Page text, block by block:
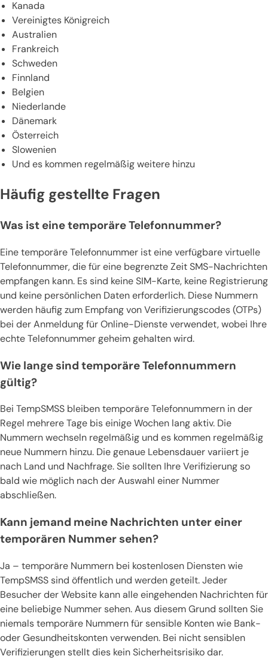
Kanada
Vereinigtes Königreich
Australien
Frankreich
Schweden
Finnland
Belgien
Niederlande
Dänemark
Österreich
Slowenien
Und es kommen regelmäßig weitere hinzu
Häufig gestellte Fragen
Was ist eine temporäre Telefonnummer?
Eine temporäre Telefonnummer ist eine verfügbare virtuelle
Telefonnummer, die für eine begrenzte Zeit SMS-Nachrichten
empfangen kann. Es sind keine SIM-Karte, keine Registrierung
und keine persönlichen Daten erforderlich. Diese Nummern
werden häufig zum Empfang von Verifizierungscodes (OTPs)
bei der Anmeldung für Online-Dienste verwendet, wobei Ihre
echte Telefonnummer geheim gehalten wird.
Wie lange sind temporäre Telefonnummern
gültig?
Bei TempSMSS bleiben temporäre Telefonnummern in der
Regel mehrere Tage bis einige Wochen lang aktiv. Die
Nummern wechseln regelmäßig und es kommen regelmäßig
neue Nummern hinzu. Die genaue Lebensdauer variiert je
nach Land und Nachfrage. Sie sollten Ihre Verifizierung so
bald wie möglich nach der Auswahl einer Nummer
abschließen.
Kann jemand meine Nachrichten unter einer
temporären Nummer sehen?
Ja – temporäre Nummern bei kostenlosen Diensten wie
TempSMSS sind öffentlich und werden geteilt. Jeder
Besucher der Website kann alle eingehenden Nachrichten für
eine beliebige Nummer sehen. Aus diesem Grund sollten Sie
niemals temporäre Nummern für sensible Konten wie Bank-
oder Gesundheitskonten verwenden. Bei nicht sensiblen
Verifizierungen stellt dies kein Sicherheitsrisiko dar.